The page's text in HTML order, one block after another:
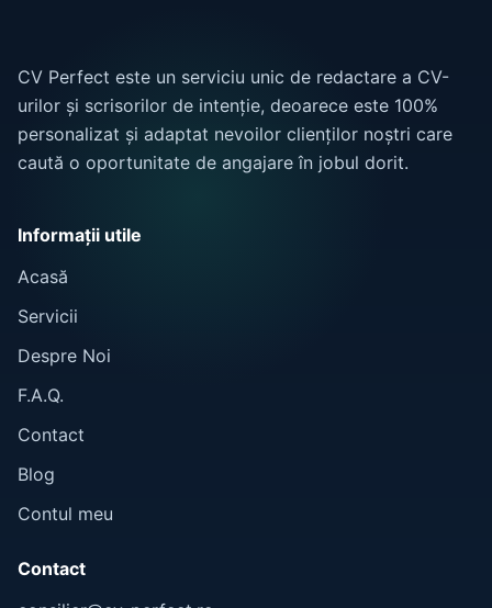
CV Perfect este un serviciu unic de redactare a CV-
urilor și scrisorilor de intenție, deoarece este 100%
personalizat și adaptat nevoilor clienților noștri care
caută o oportunitate de angajare în jobul dorit.
Informații utile
Acasă
Servicii
Despre Noi
F.A.Q.
Contact
Blog
Contul meu
Contact